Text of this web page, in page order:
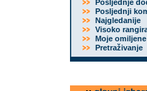
Posljednje
Posljednji
Najgledanije
Visoko
Moje
Pretraživanje